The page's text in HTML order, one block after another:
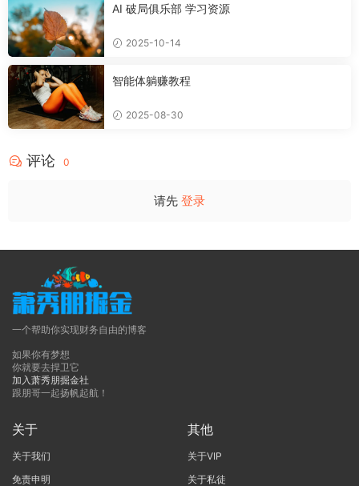
AI 破局俱乐部 学习资源
2025-10-14
智能体躺赚教程
2025-08-30
评论 0
请先 登录
一个帮助你实现财务自由的博客
如果你有梦想
你就要去捍卫它
加入萧秀朋掘金社
跟朋哥一起扬帆起航！
关于
关于我们
免责申明
其他
关于VIP
关于私徒